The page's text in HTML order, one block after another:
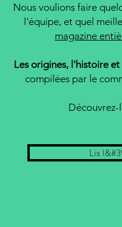
Nous voulions faire
l'équipe, et quel
magazine
Les origines, l'histoire
compilées par le
Découvrez-
Lis